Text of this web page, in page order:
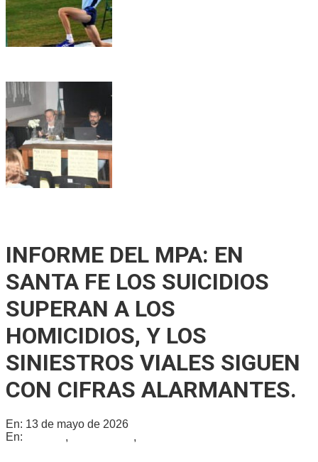
INFORME DEL MPA: EN
SANTA FE LOS SUICIDIOS
SUPERAN A LOS
HOMICIDIOS, Y LOS
SINIESTROS VIALES SIGUEN
CON CIFRAS ALARMANTES.
En: 13 de mayo de 2026
En:
, ,